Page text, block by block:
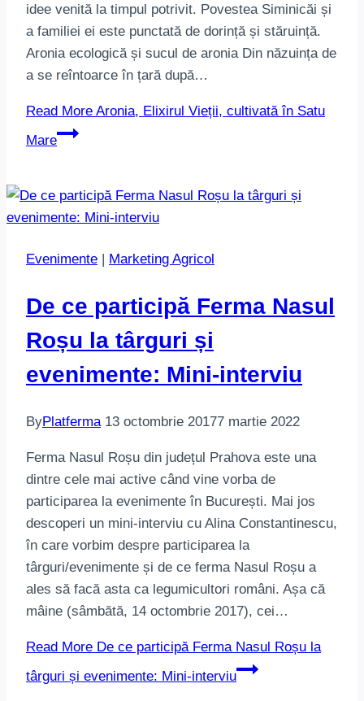
idee venită la timpul potrivit. Povestea Siminicăi și
a familiei ei este punctată de dorință și stăruință.
Aronia ecologică și sucul de aronia Din năzuința de
a se reîntoarce în țară după…
Read More Aronia, Elixirul Vieții, cultivată în Satu
Mare
Evenimente Marketing Agricol
De ce participă Ferma Nasul
Roșu la târguri și
evenimente: Mini-interviu
ByPlatferma 13 octombrie 20177 martie 2022
Ferma Nasul Roșu din județul Prahova este una
dintre cele mai active când vine vorba de
participarea la evenimente în București. Mai jos
descoperi un mini-interviu cu Alina Constantinescu,
în care vorbim despre participarea la
târguri/evenimente și de ce ferma Nasul Roșu a
ales să facă asta ca legumicultori români. Așa că
mâine (sâmbătă, 14 octombrie 2017), cei…
Read More De ce participă Ferma Nasul Roșu la
târguri și evenimente: Mini-interviu